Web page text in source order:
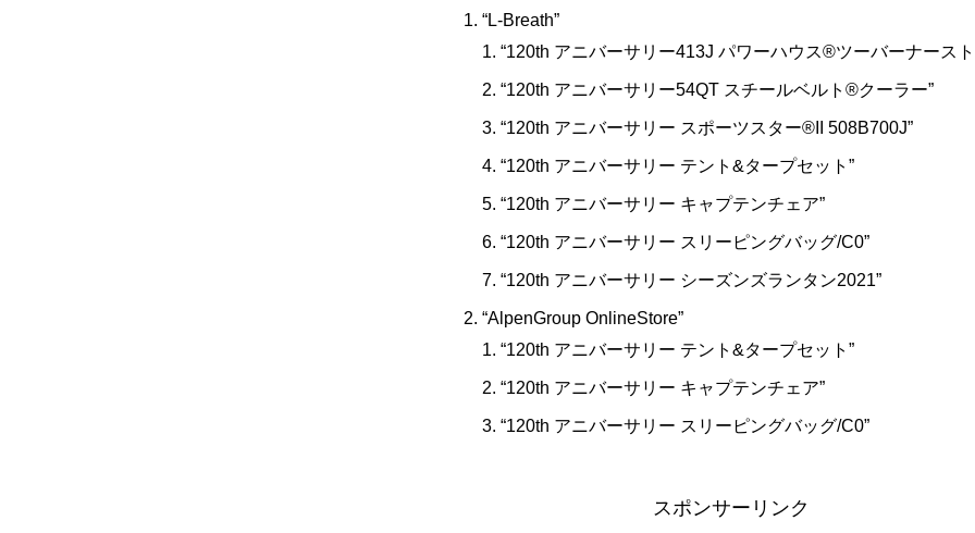
“L-Breath”
“120th アニバーサリー413J パワーハウス®︎ツーバーナースト
“120th アニバーサリー54QT スチールベルト®︎クーラー”
“120th アニバーサリー スポーツスター®︎II 508B700J”
“120th アニバーサリー テント&タープセット”
“120th アニバーサリー キャプテンチェア”
“120th アニバーサリー スリーピングバッグ/C0”
“120th アニバーサリー シーズンズランタン2021”
“AlpenGroup OnlineStore”
“120th アニバーサリー テント&タープセット”
“120th アニバーサリー キャプテンチェア”
“120th アニバーサリー スリーピングバッグ/C0”
スポンサーリンク